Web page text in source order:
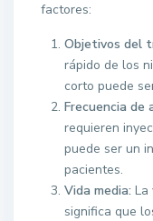
factores:
Objetivos del
rápido de los
corto puede
Frecuencia de
requieren
puede ser un
pacientes.
Vida media: La
significa que